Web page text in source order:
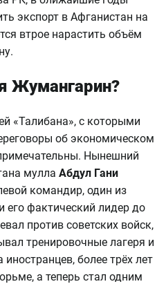
экспорт в Афганистан на
втрое нарастить объём
Жумангарин?
«Талибана», с которыми
об экономическом
Нынешний
мулла Абдул Гани
командир, один из
его фактический лидер до
против советских войск,
тренировочные лагеря и
более трёх лет
а теперь стал одним